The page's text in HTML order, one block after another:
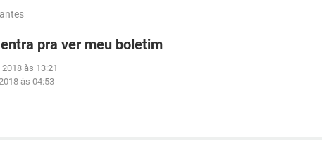
pra ver meu boletim
às 13:21
às 04:53